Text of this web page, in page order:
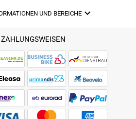
UND BEREICHE
ZAHLUNGSWEISEN